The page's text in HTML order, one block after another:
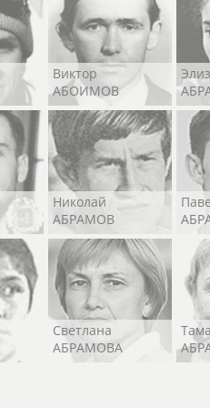
Виктор
АБОИМОВ
Николай
АБРАМОВ
Светлана
АБРАМОВА